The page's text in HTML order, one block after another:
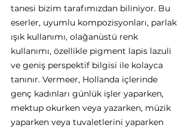
tanesi bizim tarafımızdan biliniyor. Bu
eserler, uyumlu kompozisyonları, parlak
ışık kullanımı, olağanüstü renk
kullanımı, özellikle pigment lapis lazuli
ve geniş perspektif bilgisi ile kolayca
tanınır. Vermeer, Hollanda içlerinde
genç kadınları günlük işler yaparken,
mektup okurken veya yazarken, müzik
yaparken veya tuvaletlerini yaparken